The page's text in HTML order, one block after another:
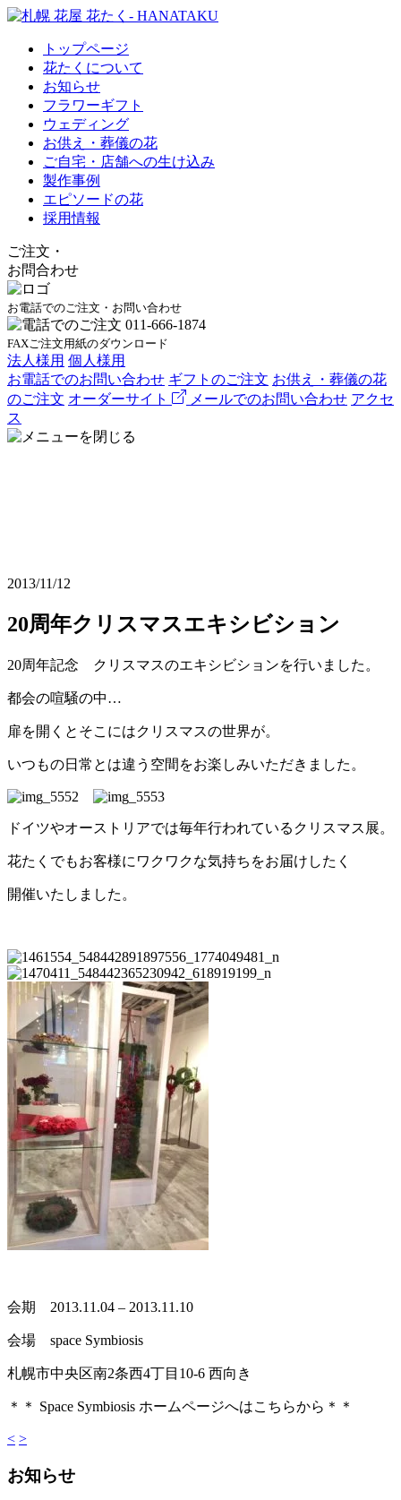
トップページ
花たくについて
お知らせ
フラワーギフト
ウェディング
お供え・葬儀の花
ご自宅・店舗への生け込み
製作事例
エピソードの花
採用情報
ご注文 ・
お問合わせ
お電話でのご注文・お問い合わせ
FAXご注文用紙のダウンロード
法人様用 個人様用
お電話でのお問い合わせ ギフトのご注文 お供え・葬儀の花
のご注文 オーダーサイト メールでのお問い合わせ アクセ
ス
2013/11/12
20周年クリスマスエキシビション
20周年記念 クリスマスのエキシビションを行いました。
都会の喧騒の中…
扉を開くとそこにはクリスマスの世界が。
いつもの日常とは違う空間をお楽しみいただきました。
ドイツやオーストリアでは毎年行われているクリスマス展。
花たくでもお客様にワクワクな気持ちをお届けしたく
開催いたしました。
会期 2013.11.04 – 2013.11.10
会場 space Symbiosis
札幌市中央区南2条西4丁目10-6 西向き
＊＊ Space Symbiosis ホームページへはこちらから＊＊
< >
お知らせ